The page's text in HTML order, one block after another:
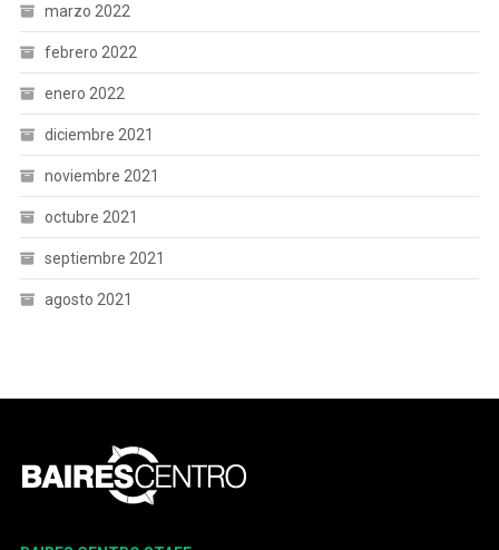
marzo 2022
febrero 2022
enero 2022
diciembre 2021
noviembre 2021
octubre 2021
septiembre 2021
agosto 2021